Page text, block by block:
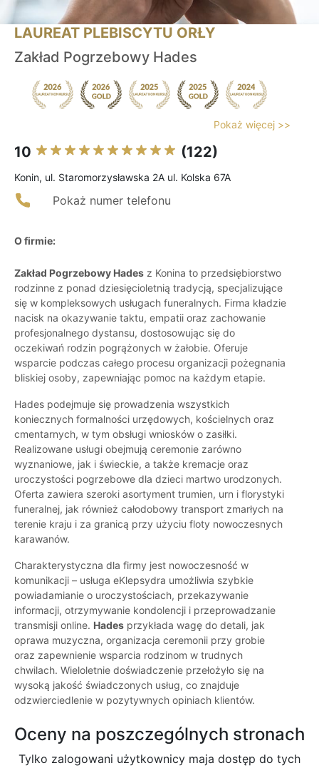
LAUREAT PLEBISCYTU ORŁY
Zakład Pogrzebowy Hades
Pokaż więcej >>
10 (122)
Konin, ul. Staromorzysławska 2A ul. Kolska 67A
Pokaż numer telefonu
O firmie:
Zakład Pogrzebowy Hades z Konina to przedsiębiorstwo
rodzinne z ponad dziesięcioletnią tradycją, specjalizujące
się w kompleksowych usługach funeralnych. Firma kładzie
nacisk na okazywanie taktu, empatii oraz zachowanie
profesjonalnego dystansu, dostosowując się do
oczekiwań rodzin pogrążonych w żałobie. Oferuje
wsparcie podczas całego procesu organizacji pożegnania
bliskiej osoby, zapewniając pomoc na każdym etapie.
Hades podejmuje się prowadzenia wszystkich
koniecznych formalności urzędowych, kościelnych oraz
cmentarnych, w tym obsługi wniosków o zasiłki.
Realizowane usługi obejmują ceremonie zarówno
wyznaniowe, jak i świeckie, a także kremacje oraz
uroczystości pogrzebowe dla dzieci martwo urodzonych.
Oferta zawiera szeroki asortyment trumien, urn i florystyki
funeralnej, jak również całodobowy transport zmarłych na
terenie kraju i za granicą przy użyciu floty nowoczesnych
karawanów.
Charakterystyczna dla firmy jest nowoczesność w
komunikacji – usługa eKlepsydra umożliwia szybkie
powiadamianie o uroczystościach, przekazywanie
informacji, otrzymywanie kondolencji i przeprowadzanie
transmisji online. Hades przykłada wagę do detali, jak
oprawa muzyczna, organizacja ceremonii przy grobie
oraz zapewnienie wsparcia rodzinom w trudnych
chwilach. Wieloletnie doświadczenie przełożyło się na
wysoką jakość świadczonych usług, co znajduje
odzwierciedlenie w pozytywnych opiniach klientów.
Oceny na poszczególnych stronach
Tylko zalogowani użytkownicy maja dostęp do tych